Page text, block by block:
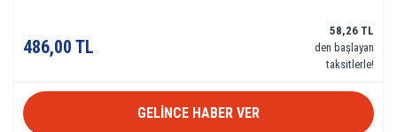
486,00 TL
58,26 TL
den başlayan
taksitlerle!
GELİNCE HABER VER